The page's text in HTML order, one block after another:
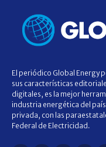
El periódico Global Energy
sus características
digitales, es la mejor
industria energética del
privada, con las
Federal de Electricidad.